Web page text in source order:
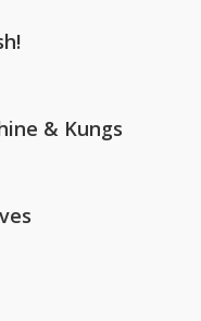
& Kungs